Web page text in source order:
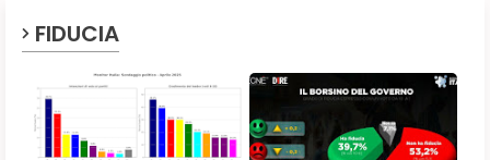
FIDUCIA